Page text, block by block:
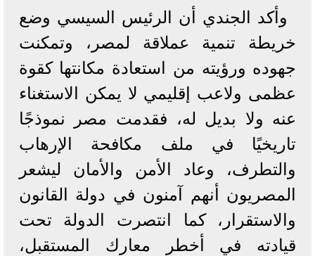
وأكد الجندي أن الرئيس السيسي وضع
خريطة تنمية عملاقة لمصر، وتمكنت
جهوده ورؤيته من استعادة مكانتها كقوة
عظمى ولاعب إقليمي لا يمكن الاستغناء
عنه ولا بديل له، فقدمت مصر نموذجًا
تاريخيًا في ملف مكافحة الإرهاب
والتطرف، وعاد الأمن والأمان ليشعر
المصريون أنهم آمنون في دولة القانون
والاستقرار، كما انتصرت الدولة تحت
قيادته في أخطر معارك المستقبل،